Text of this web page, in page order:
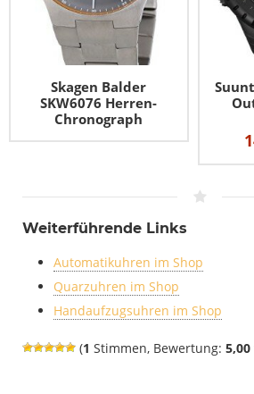
Skagen Balder
SKW6076 Herren-
Chronograph
Weiterführende Links
Automatikuhren im Shop
Quarzuhren im Shop
Handaufzugsuhren im Shop
(1 Stimmen, Bewertung: 5,00